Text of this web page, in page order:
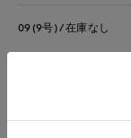
09(9号) 在庫なし